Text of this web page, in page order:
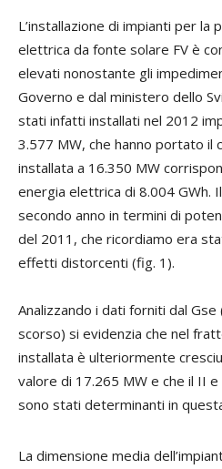
L’installazione di impianti per la
elettrica da fonte solare FV è
elevati nonostante gli
Governo e dal ministero dello
stati infatti installati nel 2012
3.577 MW, che hanno portato il
installata a 16.350 MW
energia elettrica di 8.004 GWh.
secondo anno in termini di
del 2011, che ricordiamo era
effetti distorcenti (fig. 1).
Analizzando i dati forniti dal
scorso) si evidenzia che nel
installata è ulteriormente
valore di 17.265 MW e che il II e
sono stati determinanti in
La dimensione media